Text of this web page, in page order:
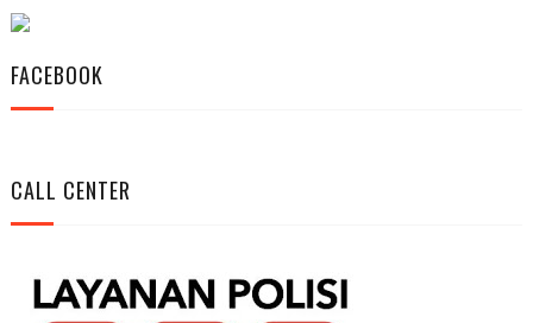
FACEBOOK
CALL CENTER